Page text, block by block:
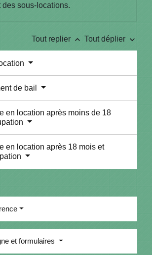
des sous-locations.
Tout replier keyboard_arrow_up Tout déplier keyboard_arrow_down
de bail
en location après moins de 18
en location après 18 mois et
et formulaires